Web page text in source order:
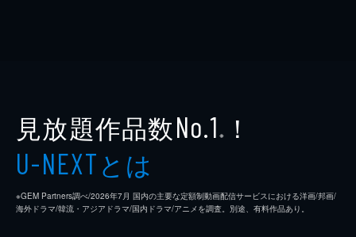
見放題作品数No.1 ※ ！
U-NEXTとは
※GEM Partners調べ/2026年7⽉ 国内の主要な定額制動画配信サービスにおける洋画/邦画/
海外ドラマ/韓流・アジアドラマ/国内ドラマ/アニメを調査。別途、有料作品あり。